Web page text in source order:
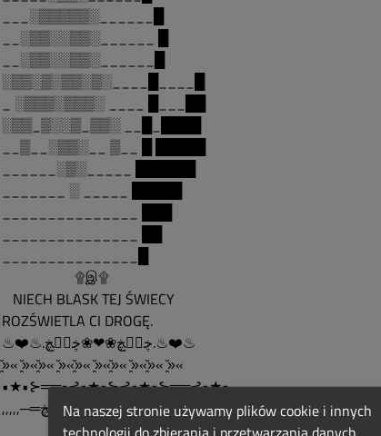
___░▒▒▒▒▒░______█
__░▒▒░░▒▒░______ █
__░▒▒░░▒▒░______█
░▒▒░▒░▒▒░▒░____█____█
_ ░▒▒▒░▒▒▒░ ____ █___██
░▒▒_▒░░▒_▒▒░ __█_████
__▒__░▒▒░__ ▒__ █ █████
______░▒░_____ ██████
_______ ░ _____ █████
۩இ۩
NIECH BLASK TEJ ŚWIECY
ROZŚWIETLA CI DROGĘ.
♨❤️♨.ڿڰۣڿ❀❤❀ڿڰۣڿ.♨❤️♨
»̯̆« »̯̆«»̯̆« »̯̆«»̯̆« »̯̆«»̯̆« »̯̆«»̯̆« »̯̆«
•★•⊱══•⊰•★•⊱⊰•★•⊱══⊰•★•
,,,,,─═ڿڰۣڿ☼ ✿ ☼ڿڰۣڿ═─
Na naszej stronie używamy plików cookie i innych